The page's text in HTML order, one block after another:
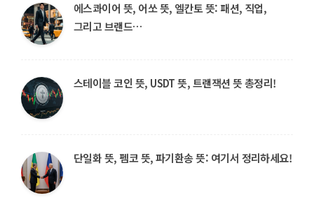
에스콰이어 뜻, 어쏘 뜻, 엘칸토 뜻: 패션, 직업,
그리고 브랜드…
스테이블 코인 뜻, USDT 뜻, 트랜잭션 뜻 총정리!
단일화 뜻, 펨코 뜻, 파기환송 뜻: 여기서 정리하세요!